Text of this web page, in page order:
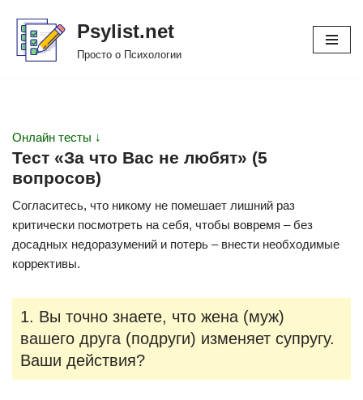
Перейти
Psylist.net
Просто о Психологии
Онлайн тесты ↓
Тест «За что Вас не любят» (5
вопросов)
Согласитесь, что никому не помешает лишний раз
критически посмотреть на себя, чтобы вовремя – без
досадных недоразумений и потерь – внести необходимые
коррективы.
1. Вы точно знаете, что жена (муж)
вашего друга (подруги) изменяет супругу.
Ваши действия?